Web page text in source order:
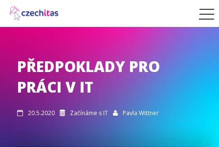
PŘEDPOKLADY PRO
PRÁCI V IT
 20.5.2020  Začínáme s IT  Pavla Wittner